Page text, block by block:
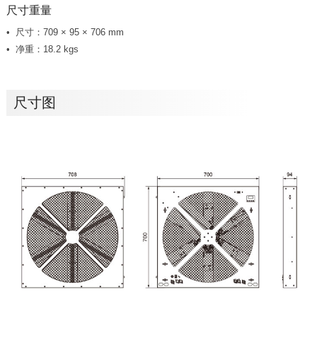
尺寸重量
尺寸：709 × 95 × 706 mm
净重：18.2 kgs
尺寸图